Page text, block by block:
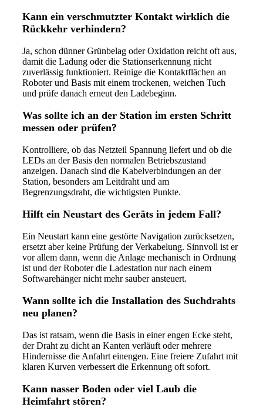
Kann ein verschmutzter Kontakt wirklich die
Rückkehr verhindern?
Ja, schon dünner Grünbelag oder Oxidation reicht oft aus,
damit die Ladung oder die Stationserkennung nicht
zuverlässig funktioniert. Reinige die Kontaktflächen an
Roboter und Basis mit einem trockenen, weichen Tuch
und prüfe danach erneut den Ladebeginn.
Was sollte ich an der Station im ersten Schritt
messen oder prüfen?
Kontrolliere, ob das Netzteil Spannung liefert und ob die
LEDs an der Basis den normalen Betriebszustand
anzeigen. Danach sind die Kabelverbindungen an der
Station, besonders am Leitdraht und am
Begrenzungsdraht, die wichtigsten Punkte.
Hilft ein Neustart des Geräts in jedem Fall?
Ein Neustart kann eine gestörte Navigation zurücksetzen,
ersetzt aber keine Prüfung der Verkabelung. Sinnvoll ist er
vor allem dann, wenn die Anlage mechanisch in Ordnung
ist und der Roboter die Ladestation nur nach einem
Softwarehänger nicht mehr sauber ansteuert.
Wann sollte ich die Installation des Suchdrahts
neu planen?
Das ist ratsam, wenn die Basis in einer engen Ecke steht,
der Draht zu dicht an Kanten verläuft oder mehrere
Hindernisse die Anfahrt einengen. Eine freiere Zufahrt mit
klaren Kurven verbessert die Erkennung oft sofort.
Kann nasser Boden oder viel Laub die
Heimfahrt stören?